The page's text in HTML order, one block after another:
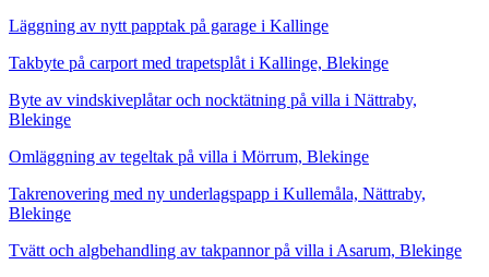
Läggning av nytt papptak på garage i Kallinge
Takbyte på carport med trapetsplåt i Kallinge, Blekinge
Byte av vindskiveplåtar och nocktätning på villa i Nättraby,
Blekinge
Omläggning av tegeltak på villa i Mörrum, Blekinge
Takrenovering med ny underlagspapp i Kullemåla, Nättraby,
Blekinge
Tvätt och algbehandling av takpannor på villa i Asarum, Blekinge